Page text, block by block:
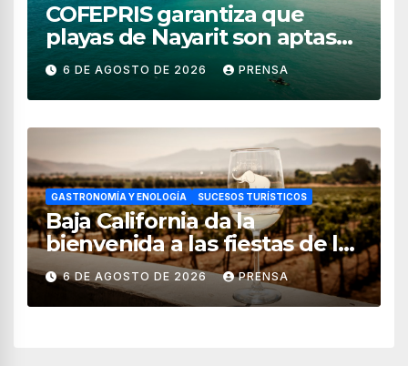
COFEPRIS garantiza que
playas de Nayarit son aptas
para uso recreativo
6 DE AGOSTO DE 2026 PRENSA
GASTRONOMÍA Y ENOLOGÍA SUCESOS TURÍSTICOS
Baja California da la
bienvenida a las fiestas de la
vendimia 2026
6 DE AGOSTO DE 2026 PRENSA